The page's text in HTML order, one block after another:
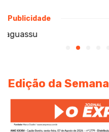
Publicidade
Edição da Semana